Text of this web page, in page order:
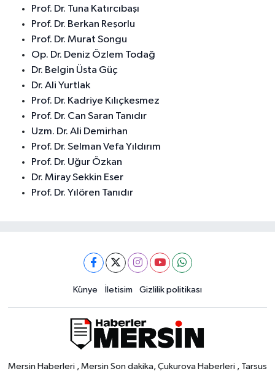
Prof. Dr. Tuna Katırcıbaşı
Prof. Dr. Berkan Reşorlu
Prof. Dr. Murat Songu
Op. Dr. Deniz Özlem Todağ
Dr. Belgin Üsta Güç
Dr. Ali Yurtlak
Prof. Dr. Kadriye Kılıçkesmez
Prof. Dr. Can Saran Tanıdır
Uzm. Dr. Ali Demirhan
Prof. Dr. Selman Vefa Yıldırım
Prof. Dr. Uğur Özkan
Dr. Miray Sekkin Eser
Prof. Dr. Yılören Tanıdır
Künye İletisim Gizlilik politikası
Mersin Haberleri , Mersin Son dakika, Çukurova Haberleri , Tarsus